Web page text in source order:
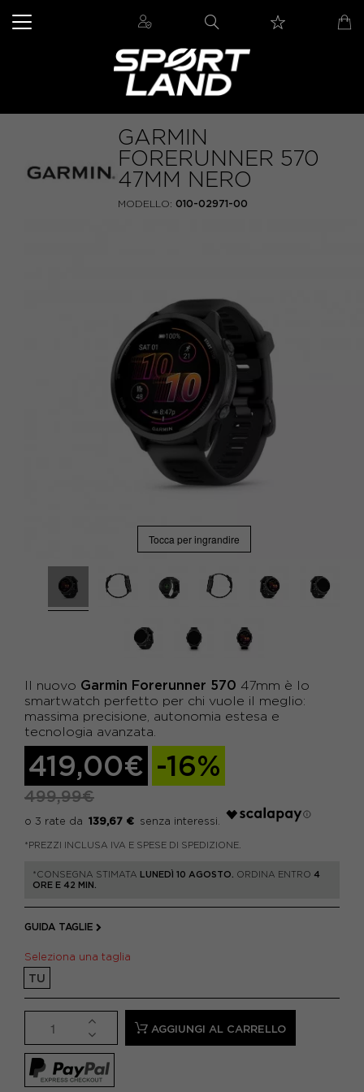
GARMIN
FORERUNNER 570
47MM NERO
MODELLO: 010-02971-00
Tocca per ingrandire
Il nuovo Garmin Forerunner 570 47mm è lo
smartwatch perfetto per chi vuole il meglio:
massima precisione, autonomia estesa e
tecnologia avanzata.
419,00€ -16%
499,99€
139,67 €
*PREZZI INCLUSA IVA E SPESE DI SPEDIZIONE.
*CONSEGNA STIMATA LUNEDÌ 10 AGOSTO. ORDINA ENTRO 4
ORE E 42 MIN.
GUIDA TAGLIE
Seleziona una taglia
TU
AGGIUNGI AL CARRELLO